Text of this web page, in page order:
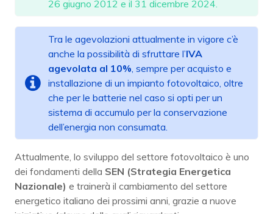
26 giugno 2012 e il 31 dicembre 2024.
Tra le agevolazioni attualmente in vigore c’è
anche la possibilità di sfruttare l’IVA
agevolata al 10%, sempre per acquisto e
installazione di un impianto fotovoltaico, oltre
che per le batterie nel caso si opti per un
sistema di accumulo per la conservazione
dell’energia non consumata.
Attualmente, lo sviluppo del settore fotovoltaico è uno
dei fondamenti della SEN (Strategia Energetica
Nazionale) e trainerà il cambiamento del settore
energetico italiano dei prossimi anni, grazie a nuove